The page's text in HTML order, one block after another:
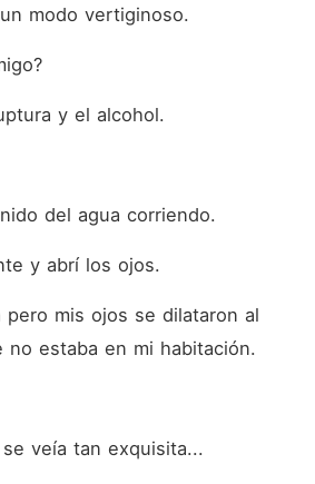
modo vertiginoso.
y el alcohol.
del agua corriendo.
y abrí los ojos.
pero mis ojos se dilataron al
no estaba en mi habitación.
veía tan exquisita...